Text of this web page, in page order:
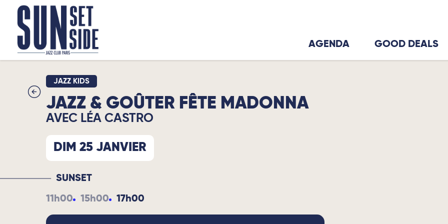
AGENDA GOOD DEALS
JAZZ KIDS
JAZZ & GOÛTER FÊTE MADONNA
AVEC LÉA CASTRO
DIM 25 JANVIER
SUNSET
11h00 15h00 17h00